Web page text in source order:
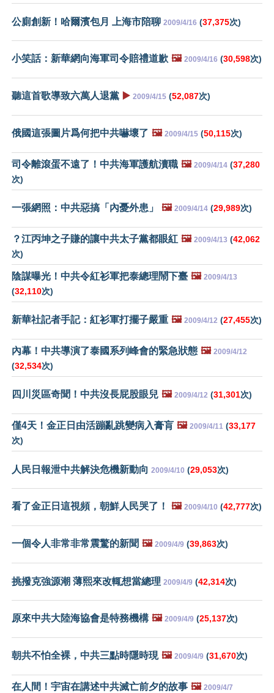
公廁創新！哈爾濱包月 上海市陪聊 2009/4/16 (37,375次)
小笑話：新華網向海軍司令賠禮道歉 🖼️ 2009/4/16 (30,598次)
聽這首歌導致六萬人退黨 ▶️ 2009/4/15 (52,087次)
俄國這張圖片爲何把中共嚇壞了 🖼️ 2009/4/15 (50,115次)
司令離滾蛋不遠了！中共海軍護航瀆職 🖼️ 2009/4/14 (37,280
次)
一張網照：中共惡搞「內憂外患」 🖼️ 2009/4/14 (29,989次)
？江丙坤之子賺的讓中共太子黨都眼紅 🖼️ 2009/4/13 (42,062
次)
陰謀曝光！中共令紅衫軍把泰總理鬧下臺 🖼️ 2009/4/13
(32,110次)
新華社記者手記：紅衫軍打擺子嚴重 🖼️ 2009/4/12 (27,455次)
內幕！中共導演了泰國系列峰會的緊急狀態 🖼️ 2009/4/12
(32,534次)
四川災區奇聞！中共沒長屁股眼兒 🖼️ 2009/4/12 (31,301次)
僅4天！金正日由活蹦亂跳變病入膏肓 🖼️ 2009/4/11 (33,177
次)
人民日報泄中共解決危機新動向 2009/4/10 (29,053次)
看了金正日這視頻，朝鮮人民哭了！ 🖼️ 2009/4/10 (42,777次)
一個令人非常非常震驚的新聞 🖼️ 2009/4/9 (39,863次)
挑撥克強源潮 薄熙來改輒想當總理 2009/4/9 (42,314次)
原來中共大陸海協會是特務機構 🖼️ 2009/4/9 (25,137次)
朝共不怕全裸，中共三點時隱時現 🖼️ 2009/4/9 (31,670次)
在人間！宇宙在講述中共滅亡前夕的故事 🖼️ 2009/4/7